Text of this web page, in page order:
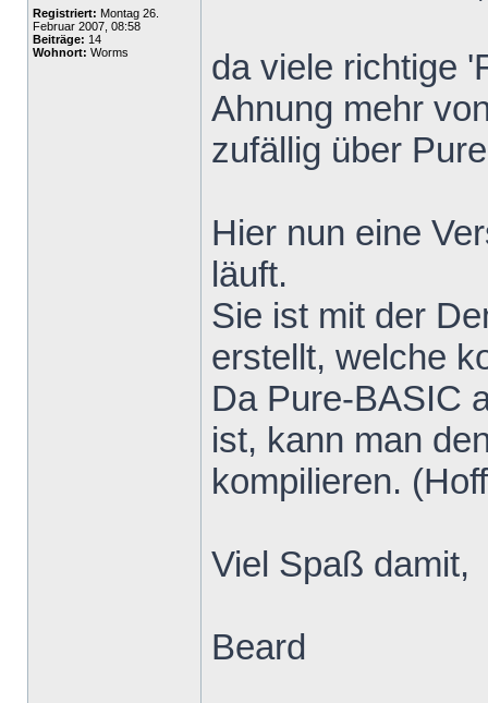
Registriert: Montag 26.
Februar 2007, 08:58
Beiträge: 14
Wohnort: Worms
da viele richtige
Ahnung mehr
zufällig über
Hier nun eine
läuft.
Sie ist mit der
erstellt, welche
Da Pure-BASIC
ist, kann man
kompilieren.
Viel Spaß damit,
Beard